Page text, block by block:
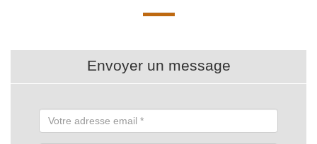
Envoyer un message